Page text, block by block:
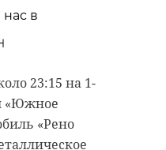
в
23:15 на 1-
«Южное
«Рено
в
с
в люки
области
в
проходило
на шоссе